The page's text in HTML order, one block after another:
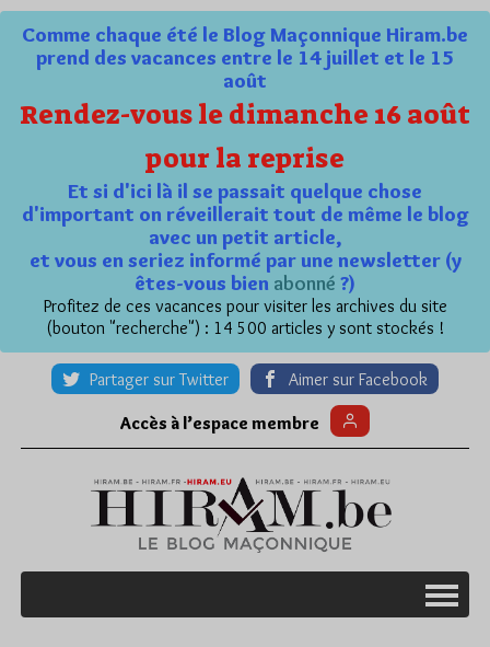
Comme chaque été le Blog Maçonnique Hiram.be
prend des vacances entre le 14 juillet et le 15
août
Rendez-vous le dimanche 16 août
pour la reprise
Et si d'ici là il se passait quelque chose
d'important on réveillerait tout de même le blog
avec un petit article,
et vous en seriez informé par une newsletter (y
êtes-vous bien abonné ?)
Profitez de ces vacances pour visiter les archives du site
(bouton "recherche") : 14 500 articles y sont stockés !
Partager sur Twitter Aimer sur Facebook
Accès à l’espace membre